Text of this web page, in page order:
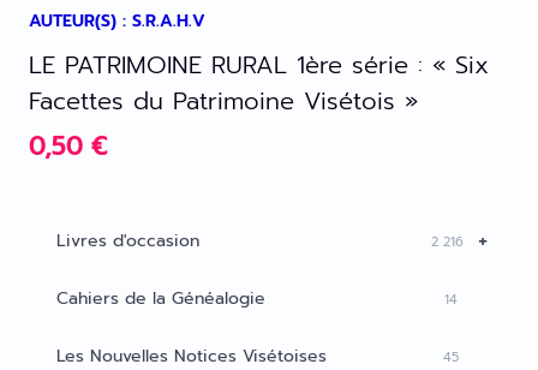
AUTEUR(S) : S.R.A.H.V
LE PATRIMOINE RURAL 1ère série : « Six
Facettes du Patrimoine Visétois »
0,50 €
+
Livres d'occasion 2 216
Cahiers de la Généalogie 14
Les Nouvelles Notices Visétoises 45